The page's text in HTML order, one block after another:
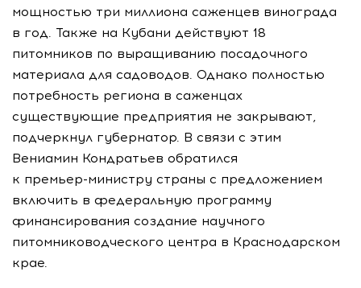
мощностью три миллиона саженцев винограда
в год. Также на Кубани действуют 18
питомников по выращиванию посадочного
материала для садоводов. Однако полностью
потребность региона в саженцах
существующие предприятия не закрывают,
подчеркнул губернатор. В связи с этим
Вениамин Кондратьев обратился
к премьер-министру страны с предложением
включить в федеральную программу
финансирования создание научного
питомниководческого центра в Краснодарском
крае.